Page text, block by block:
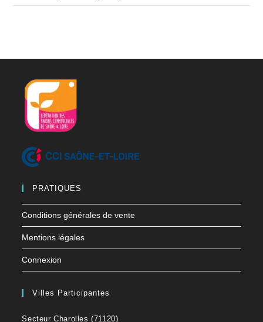
PRATIQUES
Conditions générales de vente
Mentions légales
Connexion
Villes Participantes
Secteur Charolles (71120)